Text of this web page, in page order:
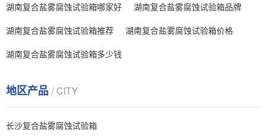
湖南复合盐雾腐蚀试验箱哪家好
湖南复合盐雾腐蚀试验箱品牌
湖南复合盐雾腐蚀试验箱推荐
湖南复合盐雾腐蚀试验箱价格
湖南复合盐雾腐蚀试验箱多少钱
地区产品 / CITY
长沙复合盐雾腐蚀试验箱